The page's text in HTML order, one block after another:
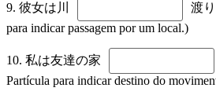
9. 彼女は川
渡
para indicar passagem por um local.)
10. 私は友達の家
Partícula para indicar destino do